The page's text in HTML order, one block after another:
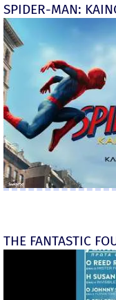
SPIDER-MAN:
THE FANTASTIC